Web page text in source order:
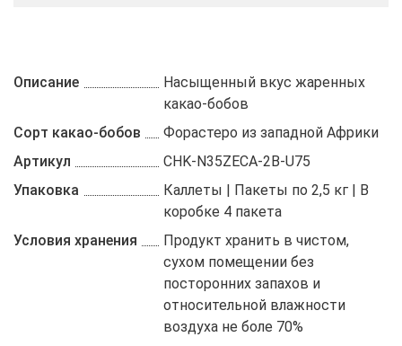
Описание
Насыщенный вкус жаренных
какао-бобов
Сорт какао-бобов
Форастеро из западной Африки
Артикул
CHK-N35ZECA-2B-U75
Упаковка
Каллеты | Пакеты по 2,5 кг | В
коробке 4 пакета
Условия хранения
Продукт хранить в чистом,
сухом помещении без
посторонних запахов и
относительной влажности
воздуха не боле 70%